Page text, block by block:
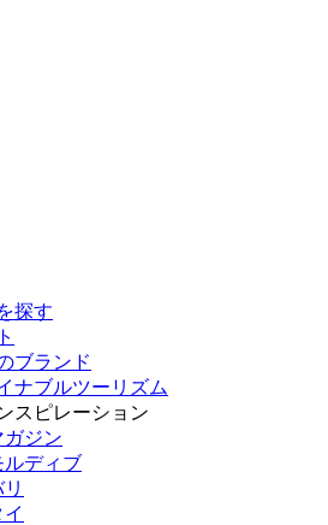
探す
ブランド
ナブルツーリズム
スピレーション
ガジン
ルディブ
イ